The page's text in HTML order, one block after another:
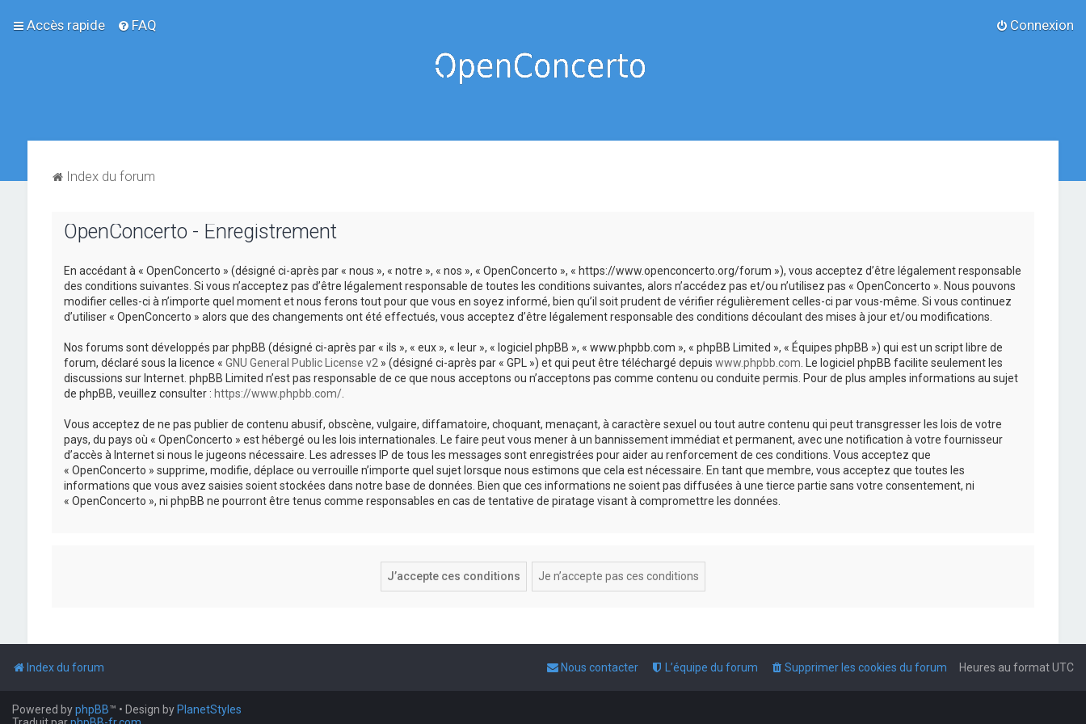
Accès rapide FAQ Connexion
Index du forum
OpenConcerto - Enregistrement
En accédant à « OpenConcerto » (désigné ci-après par « nous », « notre », « nos », « OpenConcerto », « https://www.openconcerto.org/forum »), vous acceptez d’être légalement responsable
des conditions suivantes. Si vous n’acceptez pas d’être légalement responsable de toutes les conditions suivantes, alors n’accédez pas et/ou n’utilisez pas « OpenConcerto ». Nous pouvons
modifier celles-ci à n’importe quel moment et nous ferons tout pour que vous en soyez informé, bien qu’il soit prudent de vérifier régulièrement celles-ci par vous-même. Si vous continuez
d’utiliser « OpenConcerto » alors que des changements ont été effectués, vous acceptez d’être légalement responsable des conditions découlant des mises à jour et/ou modifications.
Nos forums sont développés par phpBB (désigné ci-après par « ils », « eux », « leur », « logiciel phpBB », « www.phpbb.com », « phpBB Limited », « Équipes phpBB ») qui est un script libre de
forum, déclaré sous la licence « GNU General Public License v2 » (désigné ci-après par « GPL ») et qui peut être téléchargé depuis www.phpbb.com . Le logiciel phpBB facilite seulement les
discussions sur Internet. phpBB Limited n’est pas responsable de ce que nous acceptons ou n’acceptons pas comme contenu ou conduite permis. Pour de plus amples informations au sujet
de phpBB, veuillez consulter : https://www.phpbb.com/.
Vous acceptez de ne pas publier de contenu abusif, obscène, vulgaire, diffamatoire, choquant, menaçant, à caractère sexuel ou tout autre contenu qui peut transgresser les lois de votre
pays, du pays où « OpenConcerto » est hébergé ou les lois internationales. Le faire peut vous mener à un bannissement immédiat et permanent, avec une notification à votre fournisseur
d’accès à Internet si nous le jugeons nécessaire. Les adresses IP de tous les messages sont enregistrées pour aider au renforcement de ces conditions. Vous acceptez que
« OpenConcerto » supprime, modifie, déplace ou verrouille n’importe quel sujet lorsque nous estimons que cela est nécessaire. En tant que membre, vous acceptez que toutes les
informations que vous avez saisies soient stockées dans notre base de données. Bien que ces informations ne soient pas diffusées à une tierce partie sans votre consentement, ni
« OpenConcerto », ni phpBB ne pourront être tenus comme responsables en cas de tentative de piratage visant à compromettre les données.
Index du forum Heures au formatUTC
Supprimer les cookies du forum
L’équipe du forum
Nous contacter
Powered byphpBB™ • Design by PlanetStyles